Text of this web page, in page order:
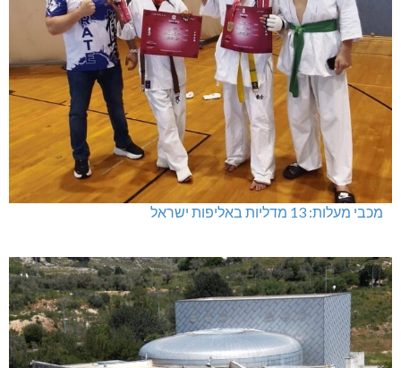
מכבי מעלות: 13 מדליות באליפות ישראל